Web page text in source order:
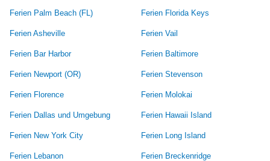
Ferien Palm Beach (FL) Ferien Florida Keys
Ferien Asheville Ferien Vail
Ferien Bar Harbor Ferien Baltimore
Ferien Newport (OR) Ferien Stevenson
Ferien Florence Ferien Molokai
Ferien Dallas und Umgebung Ferien Hawaii Island
Ferien New York City Ferien Long Island
Ferien Lebanon Ferien Breckenridge